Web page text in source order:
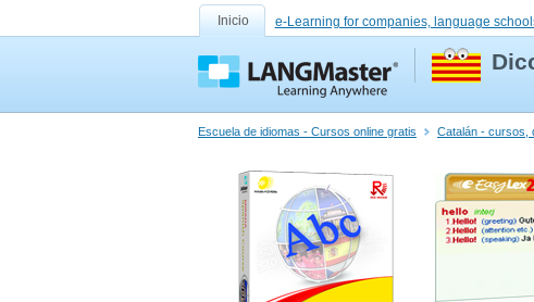
Inicio e-Learning for companies, language
Escuela de idiomas - Cursos online gratis Catalán - cursos,